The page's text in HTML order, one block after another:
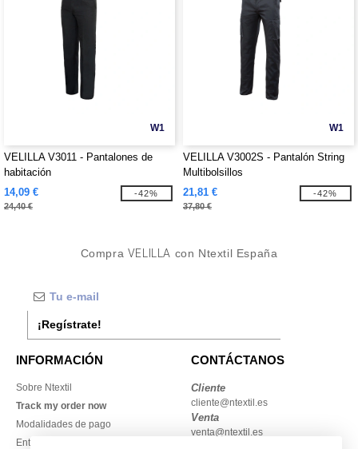
W1
VELILLA V3011 - Pantalones de
habitación
14,09 €
24,40 €
-42%
W1
VELILLA V3002S - Pantalón String
Multibolsillos
21,81 €
37,80 €
-42%
Compra VELILLA con Ntextil España
¡Regístrate!
INFORMACIÓN
Sobre Ntextil
Track my order now
Modalidades de pago
Entrega
CONTÁCTANOS
Cliente
cliente@ntextil.es
Venta
venta@ntextil.es